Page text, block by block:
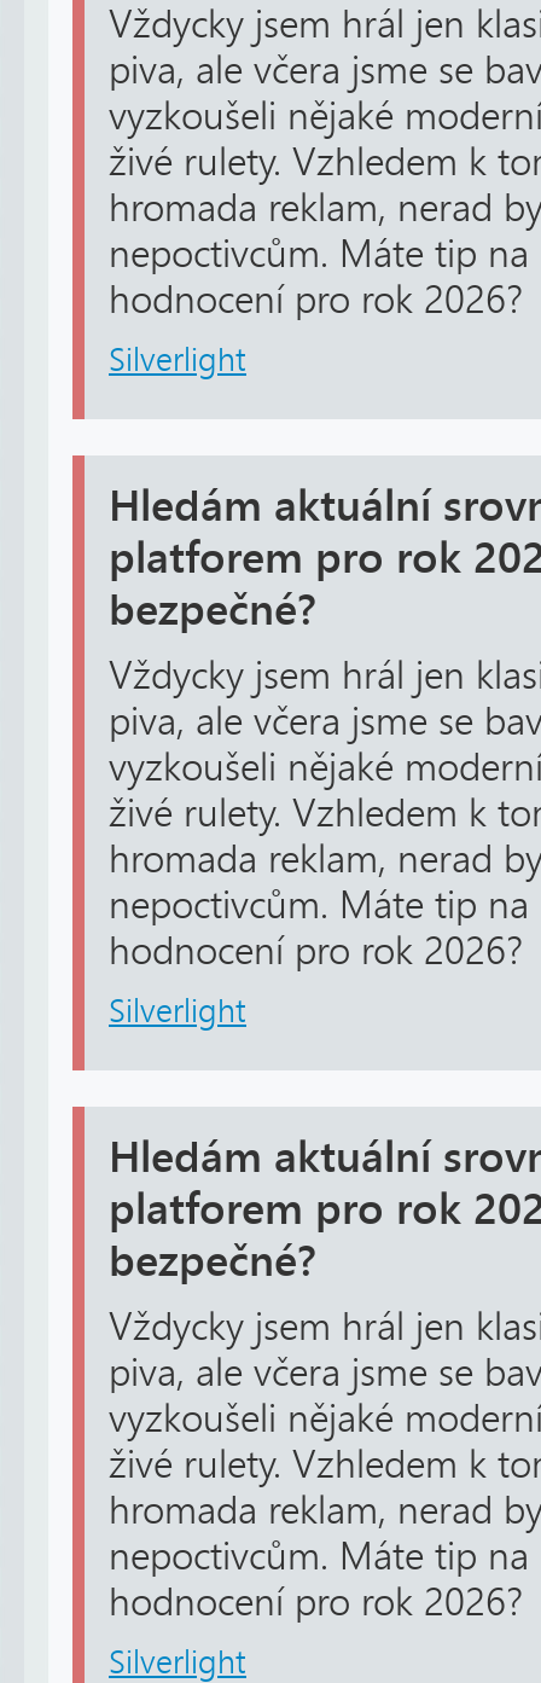
Vždycky jsem hrál jen
piva, ale včera jsme se
vyzkoušeli nějaké
živé rulety. Vzhledem k
hromada reklam, nerad
nepoctivcům. Máte tip na
hodnocení pro rok 2026?
Silverlight
Hledám aktuální
platforem pro rok
bezpečné?
Vždycky jsem hrál jen
piva, ale včera jsme se
vyzkoušeli nějaké
živé rulety. Vzhledem k
hromada reklam, nerad
nepoctivcům. Máte tip na
hodnocení pro rok 2026?
Silverlight
Hledám aktuální
platforem pro rok
bezpečné?
Vždycky jsem hrál jen
piva, ale včera jsme se
vyzkoušeli nějaké
živé rulety. Vzhledem k
hromada reklam, nerad
nepoctivcům. Máte tip na
hodnocení pro rok 2026?
Silverlight